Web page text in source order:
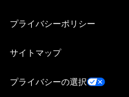
プライバシーポリシー
サイトマップ
プライバシーの選択